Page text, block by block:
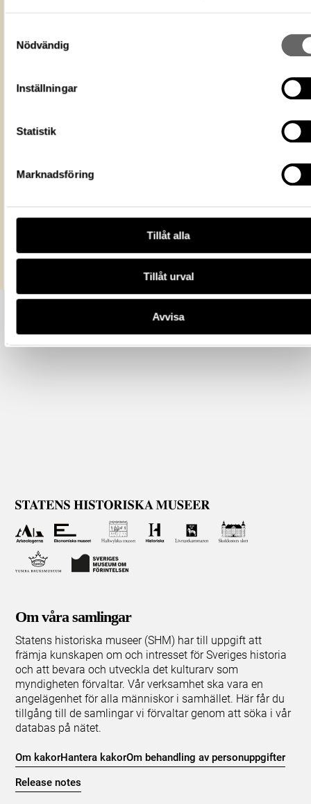
Nödvändig
Inställningar
Statistik
Marknadsföring
Tillåt alla
Tillåt urval
Avvisa
Du får bearbeta och dela verket
ändamål, även kommersiella, så
licensgivare. CC BY 4.0
https://samlingar.shm.se/media/
All textinformation (metadata) på denna sida är fri att använda
licensen CC0.
Mer information om licenser hos Statens historiska museer.
Om våra samlingar
Statens historiska museer (SHM) har till uppgift att
främja kunskapen om och intresset för Sveriges historia
och att bevara och utveckla det kulturarv som
myndigheten förvaltar. Vår verksamhet ska vara en
angelägenhet för alla människor i samhället. Här får du
tillgång till de samlingar vi förvaltar genom att söka i vår
databas på nätet.
Om kakorHantera kakorOm behandling av personuppgifter
Release notes